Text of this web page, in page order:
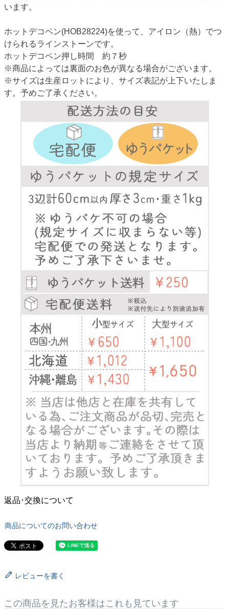
います。
ホットデコペン(HOB28224)を使って、アイロン（熱）でつ
けられるラインストーンです。
ホットデコペン押し時間 約７秒
※商品によっては裏面のお色が異なる場合がございます。
※サイズは生産ロットにより、サイズ表記が上下いたしま
す。予めご了承ください。
返品･交換について
商品についてのお問い合わせ
レビューを書く
この商品を見たお客様はこれも見ています